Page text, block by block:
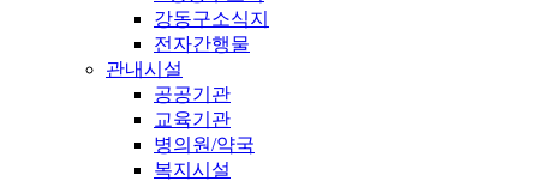
강동구소식지
전자간행물
관내시설
공공기관
교육기관
병의원/약국
복지시설